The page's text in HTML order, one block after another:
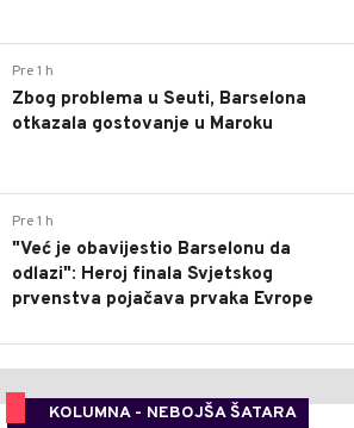
Pre 1 h
Zbog problema u Seuti, Barselona
otkazala gostovanje u Maroku
Pre 1 h
"Već je obavijestio Barselonu da
odlazi": Heroj finala Svjetskog
prvenstva pojačava prvaka Evrope
KOLUMNA - NEBOJŠA ŠATARA